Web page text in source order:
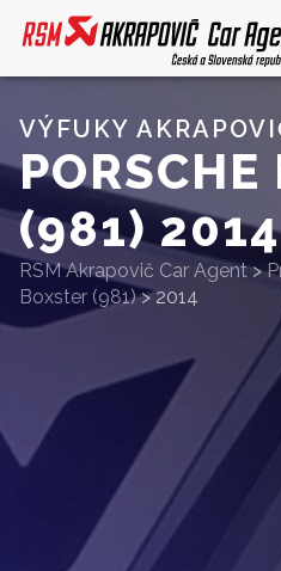
VÝFUKY
PORSCHE
(981) 2014
RSM Akrapovič Car Agent >
Boxster (981) > 2014